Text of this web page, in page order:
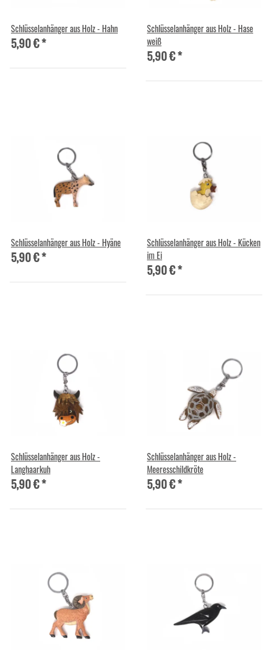
Schlüsselanhänger aus Holz - Hahn
5,90 €*
Schlüsselanhänger aus Holz - Hase
weiß
5,90 €*
Schlüsselanhänger aus Holz - Hyäne
5,90 €*
Schlüsselanhänger aus Holz - Kücken
im Ei
5,90 €*
Schlüsselanhänger aus Holz -
Langhaarkuh
5,90 €*
Schlüsselanhänger aus Holz -
Meeresschildkröte
5,90 €*